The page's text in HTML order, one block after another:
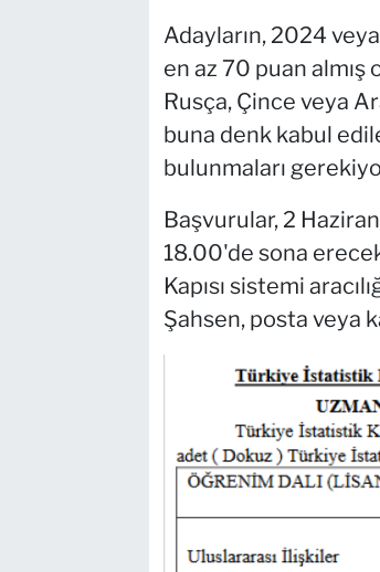
Adayların, 2024
en az 70 puan almış
Rusça, Çince veya
buna denk kabul
bulunmaları
Başvurular, 2
18.00'de sona
Kapısı sistemi
Şahsen, posta veya